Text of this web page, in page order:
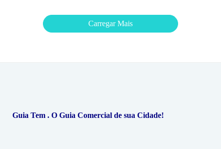
Carregar Mais
Guia Tem . O Guia Comercial de sua Cidade!